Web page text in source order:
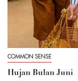
COMMON SENSE
Hujan Bulan Juni